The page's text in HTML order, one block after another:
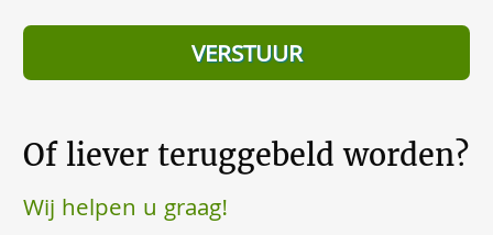
Of liever teruggebeld worden?
Wij helpen u graag!